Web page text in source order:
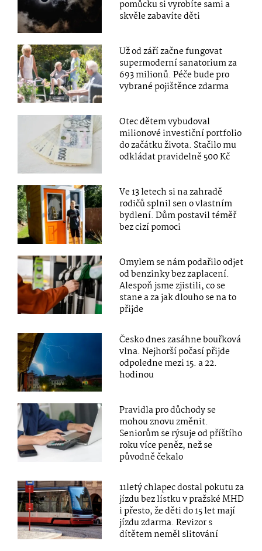
pomůcku si vyrobíte sami a
skvěle zabavíte děti
Už od září začne fungovat
supermoderní sanatorium za
693 milionů. Péče bude pro
vybrané pojištěnce zdarma
Otec dětem vybudoval
milionové investiční portfolio
do začátku života. Stačilo mu
odkládat pravidelně 500 Kč
Ve 13 letech si na zahradě
rodičů splnil sen o vlastním
bydlení. Dům postavil téměř
bez cizí pomoci
Omylem se nám podařilo odjet
od benzinky bez zaplacení.
Alespoň jsme zjistili, co se
stane a za jak dlouho se na to
přijde
Česko dnes zasáhne bouřková
vlna. Nejhorší počasí přijde
odpoledne mezi 15. a 22.
hodinou
Pravidla pro důchody se
mohou znovu změnit.
Seniorům se rýsuje od příštího
roku více peněz, než se
původně čekalo
11letý chlapec dostal pokutu za
jízdu bez lístku v pražské MHD
i přesto, že děti do 15 let mají
jízdu zdarma. Revizor s
dítětem neměl slitování